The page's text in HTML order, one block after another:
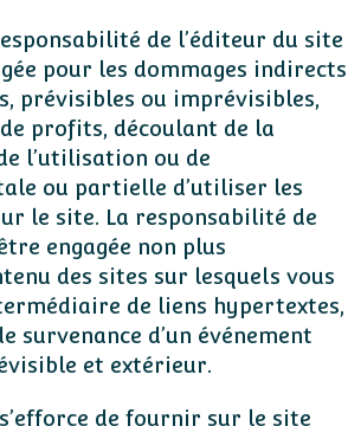
de l’éditeur du site
pour les dommages indirects
prévisibles ou imprévisibles,
profits, découlant de la
l’utilisation ou de
ou partielle d’utiliser les
le site. La responsabilité de
engagée non plus
des sites sur lesquels vous
de liens hypertextes,
survenance d’un événement
et extérieur.
de fournir sur le site